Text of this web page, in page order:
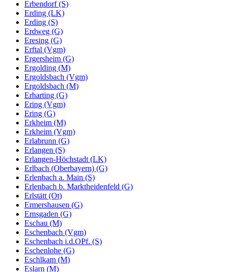
Erbendorf (S)
Erding (LK)
Erding (S)
Erdweg (G)
Eresing (G)
Erftal (Vgm)
Ergersheim (G)
Ergolding (M)
Ergoldsbach (Vgm)
Ergoldsbach (M)
Erharting (G)
Ering (Vgm)
Ering (G)
Erkheim (M)
Erkheim (Vgm)
Erlabrunn (G)
Erlangen (S)
Erlangen-Höchstadt (LK)
Erlbach (Oberbayern) (G)
Erlenbach a. Main (S)
Erlenbach b. Marktheidenfeld (G)
Erlstätt (Ot)
Ermershausen (G)
Ernsgaden (G)
Eschau (M)
Eschenbach (Vgm)
Eschenbach i.d.OPf. (S)
Eschenlohe (G)
Eschlkam (M)
Eslarn (M)